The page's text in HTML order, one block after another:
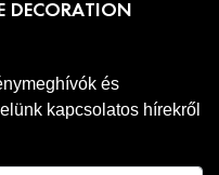
DECORATION
és
kapcsolatos hírekről